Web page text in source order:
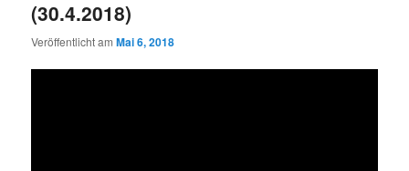
(30.4.2018)
Veröffentlicht amMai 6, 2018